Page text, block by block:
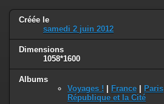
Créée le
samedi 2 juin 2012
Dimensions
1058*1600
Albums
Voyages !
France Paris
République et la Cité